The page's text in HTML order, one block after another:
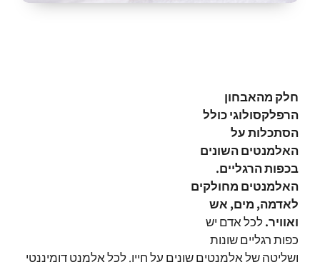
חלק מהאבחון
הרפלקסולוגי כולל
הסתכלות על
האלמנטים השונים
בכפות הרגליים.
האלמנטים מחולקים
לאדמה, מים, אש
ואוויר.לכל אדם יש
כפות רגליים שונות
ושליטה של אלמנטים שונים על חייו.לכל אלמנט דומיננטי